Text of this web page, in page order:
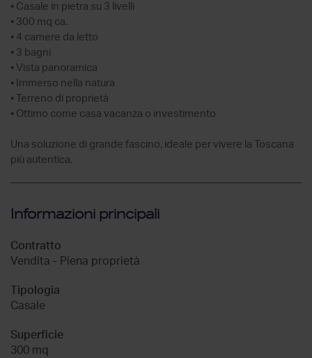
• Casale in pietra su 3 livelli
• 300 mq ca.
• 4 camere da letto
• 3 bagni
• Vista panoramica
• Immerso nella natura
• Terreno di proprietà
• Ottimo come casa vacanza o investimento
Una soluzione di grande fascino, ideale per vivere la Toscana
più autentica.
Informazioni principali
Contratto
Vendita - Piena proprietà
Tipologia
Casale
Superficie
300 mq